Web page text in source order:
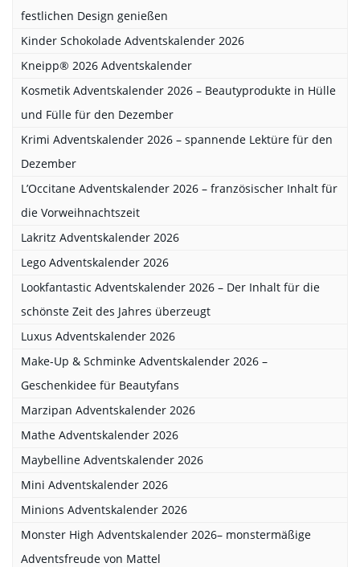
festlichen Design genießen
Kinder Schokolade Adventskalender 2026
Kneipp® 2026 Adventskalender
Kosmetik Adventskalender 2026 – Beautyprodukte in Hülle
und Fülle für den Dezember
Krimi Adventskalender 2026 – spannende Lektüre für den
Dezember
L’Occitane Adventskalender 2026 – französischer Inhalt für
die Vorweihnachtszeit
Lakritz Adventskalender 2026
Lego Adventskalender 2026
Lookfantastic Adventskalender 2026 – Der Inhalt für die
schönste Zeit des Jahres überzeugt
Luxus Adventskalender 2026
Make-Up & Schminke Adventskalender 2026 –
Geschenkidee für Beautyfans
Marzipan Adventskalender 2026
Mathe Adventskalender 2026
Maybelline Adventskalender 2026
Mini Adventskalender 2026
Minions Adventskalender 2026
Monster High Adventskalender 2026– monstermäßige
Adventsfreude von Mattel